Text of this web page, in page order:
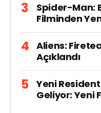
Spider-Man:
Filminden
Aliens:
Açıklandı
Yeni
Geliyor: Yeni